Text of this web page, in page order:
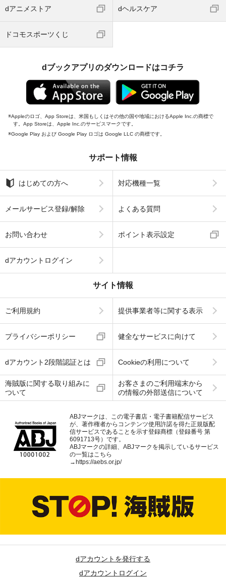
dアニメストア dヘルスケア
ドコモスポーツくじ
dブックアプリのダウンロードはコチラ
Appleのロゴ、App Storeは、米国もしくはその他の国や地域におけるApple Inc.の商標で
す。App Storeは、Apple Inc.のサービスマークです。
Google Play および Google Play ロゴは Google LLC の商標です。
サポート情報
はじめての方へ 対応機種一覧
メールサービス登録/解除 よくある質問
お問い合わせ ポイント表示設定
dアカウントログイン
サイト情報
ご利用規約 提供事業者等に関する表示
プライバシーポリシー 健全なサービスに向けて
dアカウント2段階認証とは Cookieの利用について
海賊版に関する取り組みに
ついて
お客さまのご利用端末から
の情報の外部送信について
ABJマークは、この電子書店・電子書籍配信サービス
が、著作権者からコンテンツ使用許諾を得た正規版配
信サービスであることを示す登録商標（登録番号 第
6091713号）です。
ABJマークの詳細、ABJマークを掲示しているサービス
の一覧はこちら
→https://aebs.or.jp/
dアカウントを発行する
dアカウントログイン